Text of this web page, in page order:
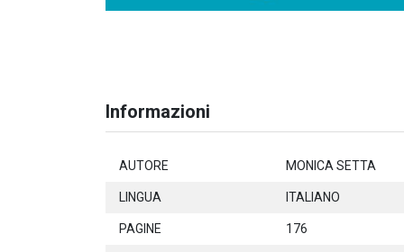
Informazioni
AUTORE MONICA SETTA
LINGUA ITALIANO
PAGINE 176